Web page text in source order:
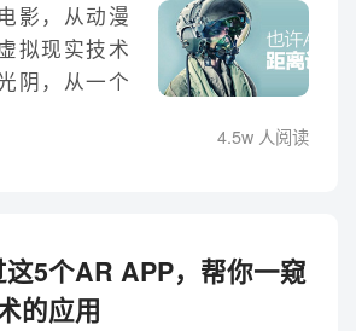
影，从动漫
拟现实技术
阴，从一个
民用技术。
发展的阶
厂商和不知
野心勃勃的
勃勃的开发
4.5w 人阅读
这5个AR APP，帮你一窥
的应用